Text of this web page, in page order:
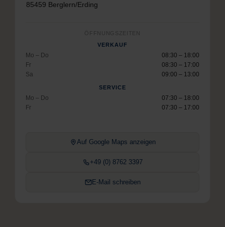
85459 Berglern/Erding
ÖFFNUNGSZEITEN
VERKAUF
Mo – Do
08:30 – 18:00
Fr
08:30 – 17:00
Sa
09:00 – 13:00
SERVICE
Mo – Do
07:30 – 18:00
Fr
07:30 – 17:00
Auf Google Maps anzeigen
+49 (0) 8762 3397
E-Mail schreiben